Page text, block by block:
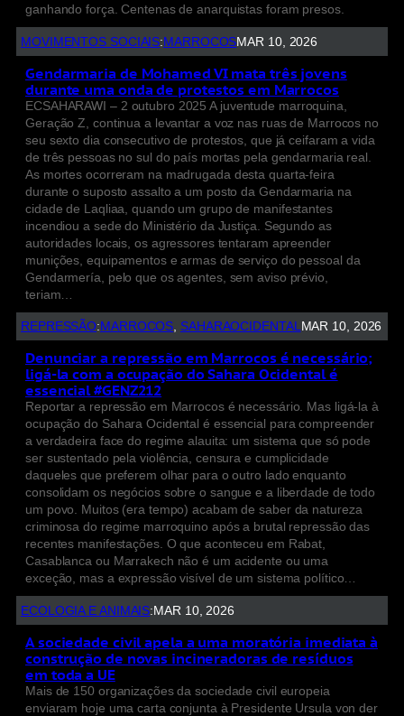
ganhando força. Centenas de anarquistas foram presos.
MOVIMENTOS SOCIAIS:MARROCOSMAR 10, 2026
Gendarmaria de Mohamed VI mata três jovens
durante uma onda de protestos em Marrocos
ECSAHARAWI – 2 outubro 2025 A juventude marroquina,
Geração Z, continua a levantar a voz nas ruas de Marrocos no
seu sexto dia consecutivo de protestos, que já ceifaram a vida
de três pessoas no sul do país mortas pela gendarmaria real.
As mortes ocorreram na madrugada desta quarta-feira
durante o suposto assalto a um posto da Gendarmaria na
cidade de Laqliaa, quando um grupo de manifestantes
incendiou a sede do Ministério da Justiça. Segundo as
autoridades locais, os agressores tentaram apreender
munições, equipamentos e armas de serviço do pessoal da
Gendarmería, pelo que os agentes, sem aviso prévio,
teriam…
REPRESSÃO: MARROCOS, SAHARAOCIDENTALMAR 10, 2026
Denunciar a repressão em Marrocos é necessário;
ligá-la com a ocupação do Sahara Ocidental é
essencial #GENZ212
Reportar a repressão em Marrocos é necessário. Mas ligá-la à
ocupação do Sahara Ocidental é essencial para compreender
a verdadeira face do regime alauita: um sistema que só pode
ser sustentado pela violência, censura e cumplicidade
daqueles que preferem olhar para o outro lado enquanto
consolidam os negócios sobre o sangue e a liberdade de todo
um povo. Muitos (era tempo) acabam de saber da natureza
criminosa do regime marroquino após a brutal repressão das
recentes manifestações. O que aconteceu em Rabat,
Casablanca ou Marrakech não é um acidente ou uma
exceção, mas a expressão visível de um sistema político…
ECOLOGIA E ANIMAIS:MAR 10, 2026
A sociedade civil apela a uma moratória imediata à
construção de novas incineradoras de resíduos
em toda a UE
Mais de 150 organizações da sociedade civil europeia
enviaram hoje uma carta conjunta à Presidente Ursula von der